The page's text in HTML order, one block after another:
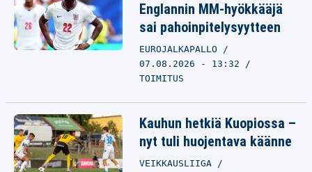
Englannin MM-hyökkääjä
sai pahoinpitelysyytteen
EUROJALKAPALLO
07.08.2026 - 13:32
TOIMITUS
Kauhun hetkiä Kuopiossa –
nyt tuli huojentava käänne
VEIKKAUSLIIGA